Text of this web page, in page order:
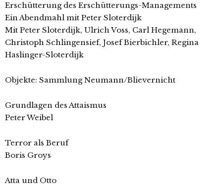
Erschütterung des Erschütterungs-Managements
Ein Abendmahl mit Peter Sloterdijk
Mit Peter Sloterdijk, Ulrich Voss, Carl Hegemann,
Christoph Schlingensief, Josef Bierbichler, Regina
Haslinger-Sloterdijk
Objekte: Sammlung Neumann/Blievernicht
Grundlagen des Attaismus
Peter Weibel
Terror als Beruf
Boris Groys
Atta und Otto